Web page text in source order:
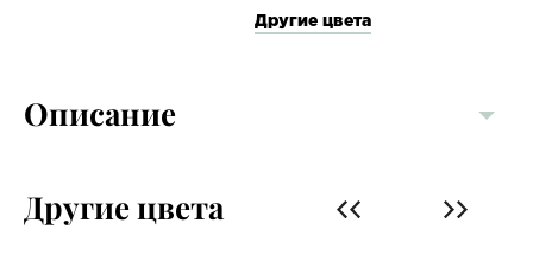
Другие цвета
Описание
Другие цвета